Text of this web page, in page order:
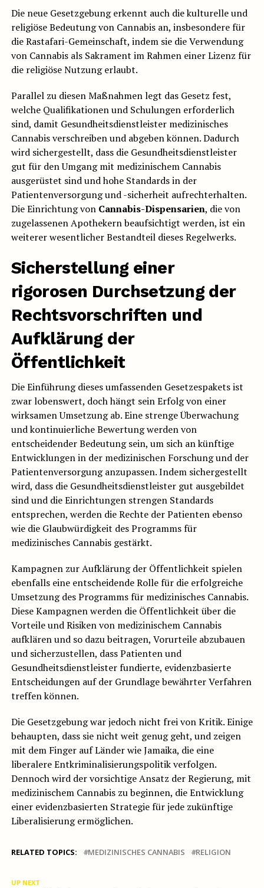
Die neue Gesetzgebung erkennt auch die kulturelle und
religiöse Bedeutung von Cannabis an, insbesondere für
die Rastafari-Gemeinschaft, indem sie die Verwendung
von Cannabis als Sakrament im Rahmen einer Lizenz für
die religiöse Nutzung erlaubt.
Parallel zu diesen Maßnahmen legt das Gesetz fest,
welche Qualifikationen und Schulungen erforderlich
sind, damit Gesundheitsdienstleister medizinisches
Cannabis verschreiben und abgeben können. Dadurch
wird sichergestellt, dass die Gesundheitsdienstleister
gut für den Umgang mit medizinischem Cannabis
ausgerüstet sind und hohe Standards in der
Patientenversorgung und -sicherheit aufrechterhalten.
Die Einrichtung von Cannabis-Dispensarien, die von
zugelassenen Apothekern beaufsichtigt werden, ist ein
weiterer wesentlicher Bestandteil dieses Regelwerks.
Sicherstellung einer
rigorosen Durchsetzung der
Rechtsvorschriften und
Aufklärung der
Öffentlichkeit
Die Einführung dieses umfassenden Gesetzespakets ist
zwar lobenswert, doch hängt sein Erfolg von einer
wirksamen Umsetzung ab. Eine strenge Überwachung
und kontinuierliche Bewertung werden von
entscheidender Bedeutung sein, um sich an künftige
Entwicklungen in der medizinischen Forschung und der
Patientenversorgung anzupassen. Indem sichergestellt
wird, dass die Gesundheitsdienstleister gut ausgebildet
sind und die Einrichtungen strengen Standards
entsprechen, werden die Rechte der Patienten ebenso
wie die Glaubwürdigkeit des Programms für
medizinisches Cannabis gestärkt.
Kampagnen zur Aufklärung der Öffentlichkeit spielen
ebenfalls eine entscheidende Rolle für die erfolgreiche
Umsetzung des Programms für medizinisches Cannabis.
Diese Kampagnen werden die Öffentlichkeit über die
Vorteile und Risiken von medizinischem Cannabis
aufklären und so dazu beitragen, Vorurteile abzubauen
und sicherzustellen, dass Patienten und
Gesundheitsdienstleister fundierte, evidenzbasierte
Entscheidungen auf der Grundlage bewährter Verfahren
treffen können.
Die Gesetzgebung war jedoch nicht frei von Kritik. Einige
behaupten, dass sie nicht weit genug geht, und zeigen
mit dem Finger auf Länder wie Jamaika, die eine
liberalere Entkriminalisierungspolitik verfolgen.
Dennoch wird der vorsichtige Ansatz der Regierung, mit
medizinischem Cannabis zu beginnen, die Entwicklung
einer evidenzbasierten Strategie für jede zukünftige
Liberalisierung ermöglichen.
RELATED TOPICS: MEDIZINISCHES CANNABIS RELIGION
UP NEXT